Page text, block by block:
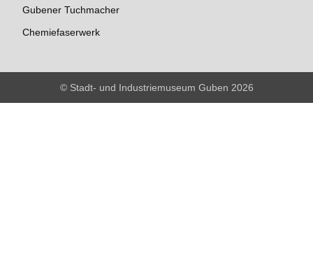
Gubener Tuchmacher
Chemiefaserwerk
© Stadt- und Industriemuseum Guben 2026